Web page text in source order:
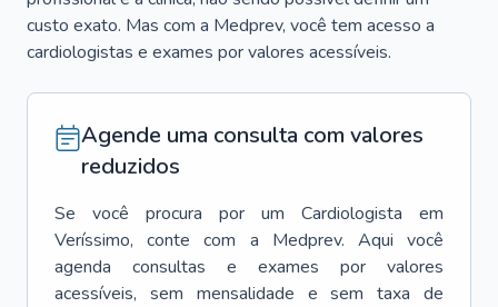
custo exato. Mas com a Medprev, você tem acesso a
cardiologistas e exames por valores acessíveis.
Agende uma consulta com valores
reduzidos
Se você procura por um Cardiologista
em
Veríssimo, conte com a Medprev. Aqui você
agenda consultas e exames por valores
acessíveis, sem mensalidade e sem taxa de